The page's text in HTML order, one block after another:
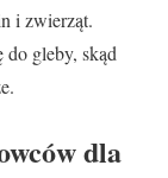
i zwierząt.
do gleby, skąd
dla